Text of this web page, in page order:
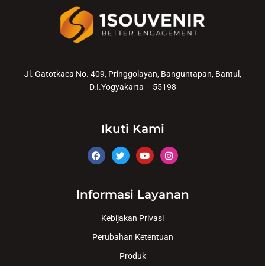
Jl. Gatotkaca No. 409, Pringgolayan, Banguntapan, Bantul,
D.I.Yogyakarta – 55198
Ikuti Kami
Informasi Layanan
Kebijakan Privasi
Perubahan Ketentuan
Produk